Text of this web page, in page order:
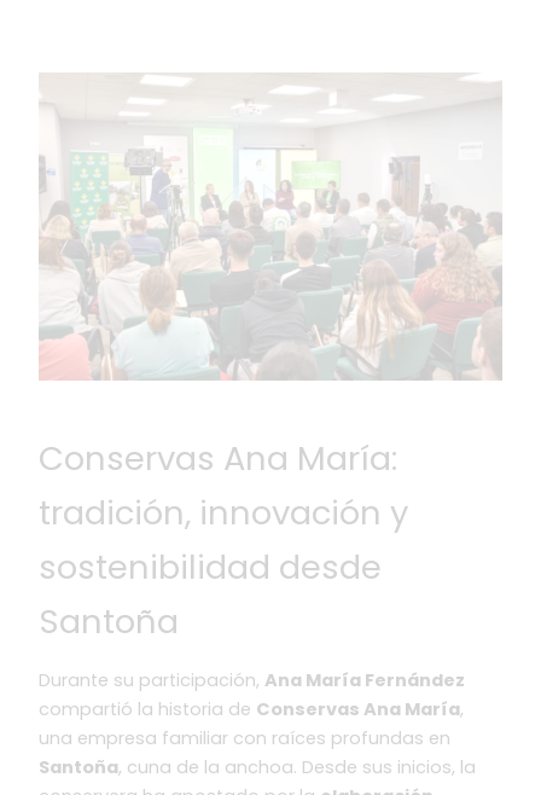
Conservas Ana María:
tradición, innovación y
sostenibilidad desde
Santoña
Durante su participación,Ana María Fernández
compartió la historia de Conservas Ana María,
una empresa familiar con raíces profundas en
Santoña, cuna de la anchoa. Desde sus inicios, la